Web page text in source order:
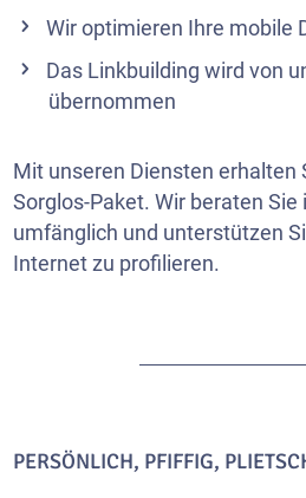
Wir optimieren Ihre mobile
Das Linkbuilding wird von
übernommen
Mit unseren Diensten erhalten
Sorglos-Paket. Wir beraten Sie
umfänglich und unterstützen
Internet zu profilieren.
PERSÖNLICH, PFIFFIG,